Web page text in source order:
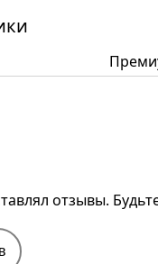
отзывы.